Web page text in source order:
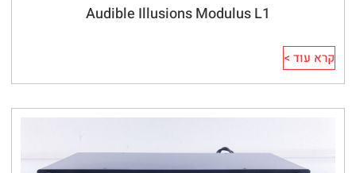
Audible Illusions Modulus L1
קרא עוד >